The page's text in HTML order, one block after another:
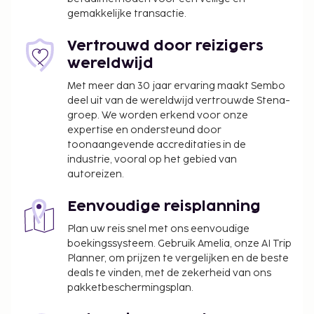
oppasservices (toeslag). Geniet van Mediterrane
gerechten bij Kastri Bistro, een restaurant met
uitzicht op de tuin, of blijf lekker op je kamer en
profiteer van de 24-uurs roomservice. Bestel je
favoriete drankje in een bar/lounge. Dagelijks kun je
van 07.00 uur tot 10.30 uur genieten van een gratis
ontbijtbuffet.
De volgende kosten dienen bij de accommodatie te
worden betaald. De kosten kunnen inclusief
toepasselijke belastingen zijn:
en bij de accommodatie in rekening gebracht.
Deze belasting wordt per seizoen aangepast en
geldt mogelijk niet het hele jaar lang. Er gelden
mogelijk ook andere uitzonderingen en
kortingen. Neem voor meer informatie contact
op met de accommodatie via de
gemakkelijke transactie.
Vertrouwd door reizigers
wereldwijd
Met meer dan 30 jaar ervaring maakt Sembo
deel uit van de wereldwijd vertrouwde Stena-
groep. We worden erkend voor onze
expertise en ondersteund door
toonaangevende accreditaties in de
industrie, vooral op het gebied van
autoreizen.
Eenvoudige reisplanning
Plan uw reis snel met ons eenvoudige
boekingssysteem. Gebruik Amelia, onze AI Trip
Planner, om prijzen te vergelijken en de beste
deals te vinden, met de zekerheid van ons
pakketbeschermingsplan.